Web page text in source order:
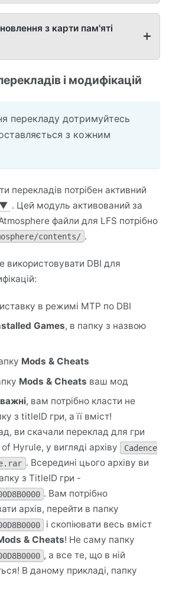
з карти пам'яті
і модифікацій
перекладу дотримуйтесь
з кожним
перекладів потрібен активний
▼ . Цей модуль активований за
файли для LFS потрібно
contents/ .
DBI для
в режимі MTP по DBI
Games, в папку з назвою
Mods & Cheats
Mods & Cheats ваш мод
, вам потрібно класти не
з titleID гри, а її вміст!
ви скачали переклад для гри
Hyrule, у вигляді архіву
Cadence
. Всередині цього архіву ви
з TitleID гри -
. Вам потрібно
архів, перейти в папку
і скопіювати весь вміст
& Cheats! Не саму папку
, а все те, що в ній
В даному прикладі, папку